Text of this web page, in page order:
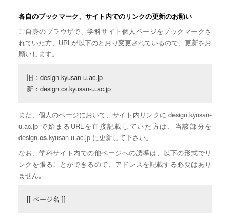
各自のブックマーク、サイト内でのリンクの更新のお願い
ご自身のブラウザで、学科サイト個人ページをブックマークさ
れていた方、URLが以下のとおり変更されているので、更新をお
願いします。
旧：design.kyusan-u.ac.jp
新：design.cs.kyusan-u.ac.jp
また、個人のページにおいて、サイト内リンクに design.kyusan-
u.ac.jp で始まるURLを直接記載していた方は、当該部分を
design.cs.kyusan-u.ac.jp に更新して下さい。
なお、学科サイト内での他ページへの誘導は、以下の形式でリ
ンクを張ることができるので、アドレスを記載する必要はあり
ません。
[[ ページ名 ]]